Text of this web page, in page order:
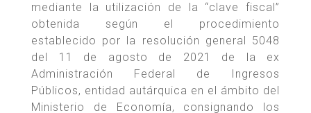
mediante la utilización de la “clave fiscal”
obtenida según el procedimiento
establecido por la resolución general 5048
del 11 de agosto de 2021 de la ex
Administración Federal de Ingresos
Públicos, entidad autárquica en el ámbito del
Ministerio de Economía, consignando los